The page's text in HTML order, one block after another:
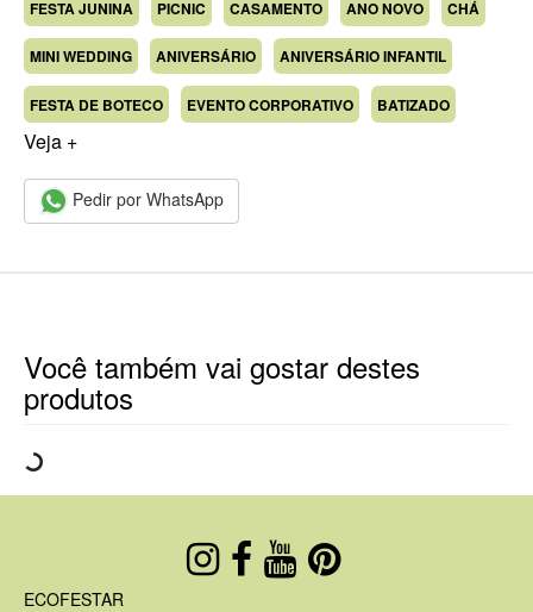
FESTA JUNINA PICNIC CASAMENTO ANO NOVO CHÁ
MINI WEDDING ANIVERSÁRIO ANIVERSÁRIO INFANTIL
FESTA DE BOTECO EVENTO CORPORATIVO BATIZADO
Veja +
Pedir por WhatsApp
Você também vai gostar destes
produtos
ECOFESTAR